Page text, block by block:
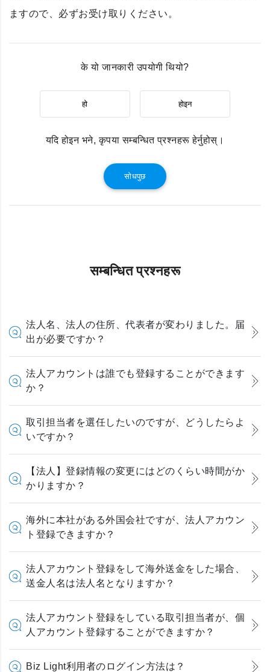
ますので、必ずお受け取りください。
के यो जानकारी उपयोगी थियो?
हो होइन
यदि होइन भने, कृपया सम्बन्धित प्रश्नहरू हेर्नुहोस्।
सोधपुछ
सम्बन्धित प्रश्नहरू
法人名、法人の住所、代表者が変わりました。届
出が必要ですか？
法人アカウントは誰でも登録することができます
か？
取引担当者を選任したいのですが、どうしたらよ
いですか？
【法人】登録情報の変更にはどのくらい時間がか
かりますか？
海外に本社がある外国会社ですが、法人アカウン
ト登録できますか？
法人アカウント登録をして海外送金をした場合、
送金人名は法人名となりますか？
法人アカウント登録をしている取引担当者が、個
人アカウント登録することができますか？
Biz Light利用者のログイン方法は？